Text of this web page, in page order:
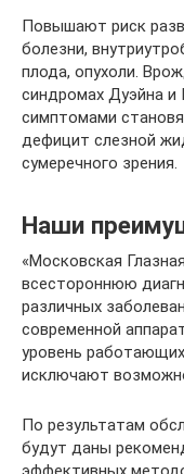
Повышают риск
болезни,
плода, опухоли.
синдромах Дуэйна и
симптомами
дефицит слезной
сумеречного зрения.
Наши
«Московская
всестороннюю
различных
современной
уровень
исключают
По результатам
будут даны